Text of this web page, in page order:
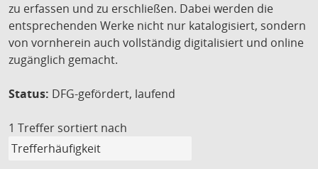
zu erfassen und zu erschließen. Dabei werden die
entsprechenden Werke nicht nur katalogisiert, sondern
von vornherein auch vollständig digitalisiert und online
zugänglich gemacht.
Status: DFG-gefördert, laufend
1 Treffer sortiert nach